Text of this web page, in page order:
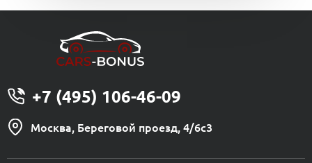
+7 (495) 106-46-09
Москва, Береговой проезд, 4/6с3